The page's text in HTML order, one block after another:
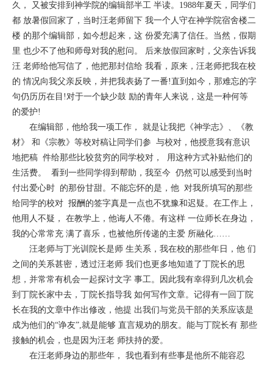
久， 又被安排到神学院的编辑部半工 半读。1988年夏天，同学们
都 放暑假回家了，当时汪老师留下 我一个人守在神学院宿舍楼二
楼 的那个编辑部，如今想起来，这 份爱充满了信任。当然，假期
里 也少不了他和师母对我的慰问。 后来放假回家时，父亲告诉我
汪 老师给他写信了，他把那封信给 我看，原来，汪老师把我在校
的 情况向我父亲反映，并把我表扬了一番!直到如今，那难忘的字
句仍历历在目!对于一个缺少鼓 励的青年人来说，这是一种何等
的爱护!
在编辑部，他给我一项工作， 就是让我把《神学志》、《教
材》 和《宗教》等校对稿让同学们参 与校对，他授意我有意识
地把稿 件给那些比较贫穷的同学校对， 用这种方式补贴他们的
生活费。 看到一些同学得到帮助，我至今 仍然可以感受到当时
付出爱心时 的那份甘甜。不能忘怀的是，他 对我所填写的那些
给同学的校对 报酬的签字真是一点也不犹豫和迟疑。在工作上，
他用人不疑， 在教学上，他诲人不倦。有这样 一位师长在身边，
我的心常常充 满了喜乐，也被他所传递的主爱 所融化……
汪老师与丁光训院长是师 生关系，我在校的那些年日，他 们
之间的关系甚密，透过汪老师 我们也更多地知道了丁院长的思
想，并常常有机会一起探讨文字 事工。因此我有幸得到几次机会
到丁院长家中去，丁院长指导我 如何写作文章。记得有一回丁院
长在我的文章中作出修改，他提 出我们与党员干部的关系应该是
成为他们的“诤友”,就是能够 直言规劝的朋友。能与丁院长有 那些
接触的机会，也是因为汪老 师扶持的爱。
在汪老师身边的那些年， 我也看到有些事是他所不能容忍